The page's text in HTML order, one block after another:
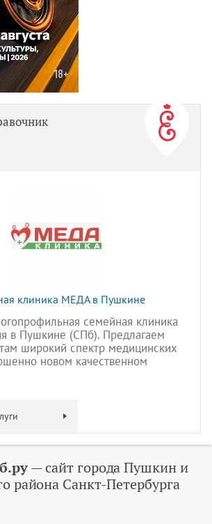
клиника МЕДА в Пушкине
семейная клиника
в Пушкине (СПб). Предлагаем
широкий спектр медицинских
новом качественном
— сайт города Пушкин и
района Санкт-Петербурга